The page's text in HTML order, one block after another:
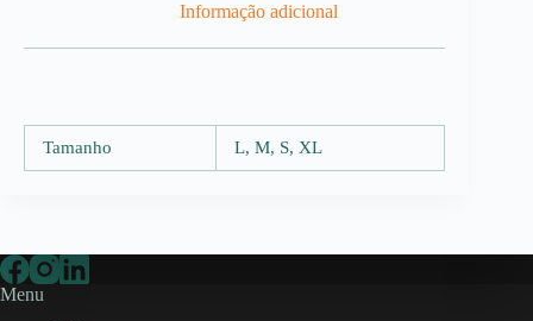
Informação adicional
Tamanho L, M, S, XL
Menu